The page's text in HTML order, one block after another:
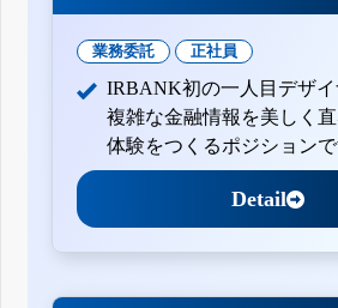
業務委託 正社員
IRBANK初の一人目デザイ
複雑な金融情報を美しく
体験をつくるポジションで
Detail